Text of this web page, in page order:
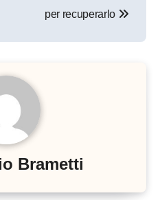
per recuperarlo
Brametti